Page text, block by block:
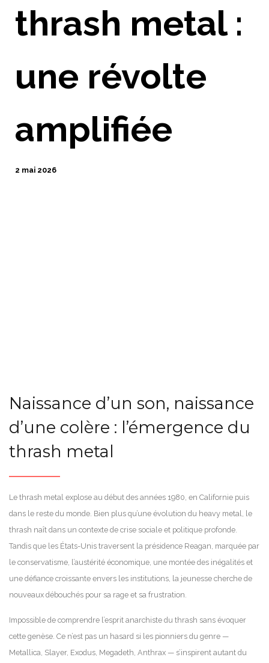
thrash metal :
une révolte
amplifiée
2 mai 2026
Naissance d’un son, naissance
d’une colère : l’émergence du
thrash metal
Le thrash metal explose au début des années 1980, en Californie puis
dans le reste du monde. Bien plus qu’une évolution du heavy metal, le
thrash naît dans un contexte de crise sociale et politique profonde.
Tandis que les États-Unis traversent la présidence Reagan, marquée par
le conservatisme, l’austérité économique, une montée des inégalités et
une défiance croissante envers les institutions, la jeunesse cherche de
nouveaux débouchés pour sa rage et sa frustration.
Impossible de comprendre l’esprit anarchiste du thrash sans évoquer
cette genèse. Ce n’est pas un hasard si les pionniers du genre —
Metallica, Slayer, Exodus, Megadeth, Anthrax — s’inspirent autant du